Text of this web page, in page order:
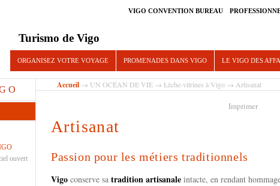
VIGO CONVENTION BUREAU
Turismo de Vigo
ORGANISEZ VOTRE VOYAGE PROMENADES DANS VIGO LE VIGO DES
ouvert
Accueil → UN OCÉAN DE VIE → Lèche-vitrines à Vigo → Artisanat
Imprimer
Artisanat
Passion pour les métiers traditionnels
Vigo conserve sa tradition artisanale intacte, en rendant